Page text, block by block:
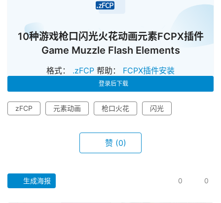
页
10种游戏枪口闪光火花动画元素FCPX插件
Game Muzzle Flash Elements
格式： .zFCP 帮助： FCPX插件安装
登录后下载
zFCP 元素动画 枪口火花 闪光
赞 (0)
生成海报 0 0